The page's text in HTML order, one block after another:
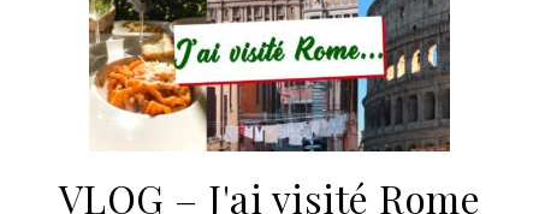
VLOG – J'ai visité Rome